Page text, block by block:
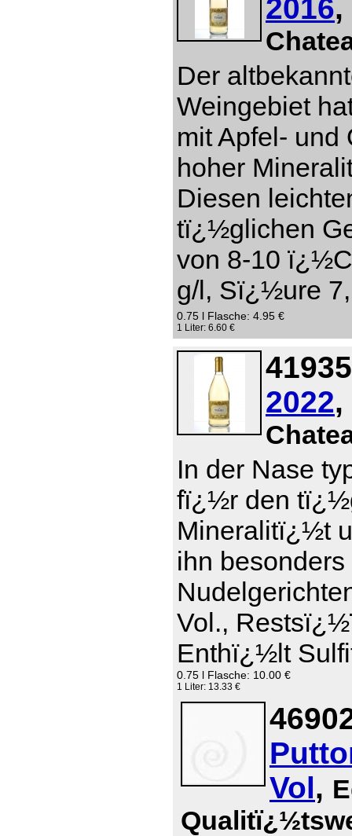
2016,
Der
Weingebiet
mit Apfel- und
hoher
Diesen
tï¿½glichen
von 8-10
g/l, Sï¿½ure
0.75 l Flasche: 4.95 €
1 Liter: 6.60 €
2022,
In der Nase
fï¿½r den
Mineralitï¿½t
ihn
Vol.,
Enthï¿½lt
0.75 l Flasche: 10.00 €
1 Liter: 13.33 €
Vol,